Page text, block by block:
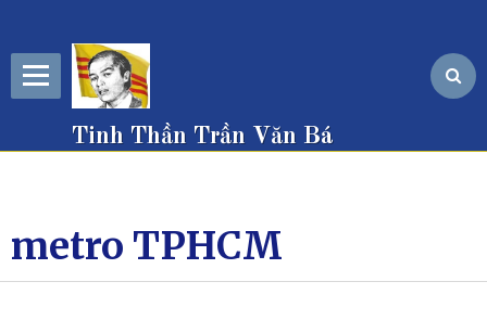
Tinh Thần Trần Văn Bá
metro TPHCM